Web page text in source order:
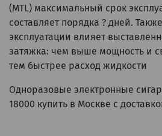
(MTL) максимальный срок
составляет порядка ? дней.
эксплуатации влияет
затяжка: чем выше мощность и
тем быстрее расход жидкости
Одноразовые электронные
18000 купить в Москве с